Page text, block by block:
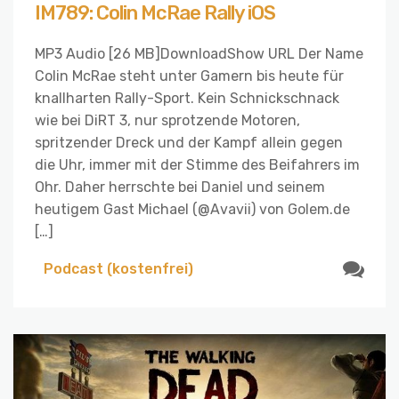
IM789: Colin McRae Rally iOS
MP3 Audio [26 MB]DownloadShow URL Der Name
Colin McRae steht unter Gamern bis heute für
knallharten Rally-Sport. Kein Schnickschnack
wie bei DiRT 3, nur sprotzende Motoren,
spritzender Dreck und der Kampf allein gegen
die Uhr, immer mit der Stimme des Beifahrers im
Ohr. Daher herrschte bei Daniel und seinem
heutigem Gast Michael (@Avavii) von Golem.de
[…]
Podcast (kostenfrei)